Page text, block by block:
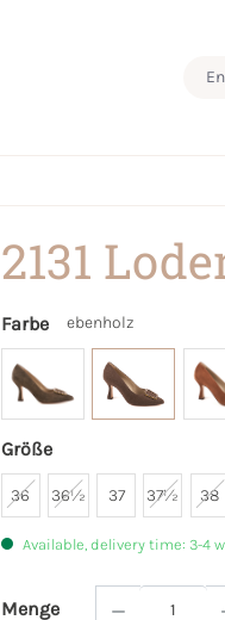
2131
Farbe ebenholz
Größe
36 36½ 37 37½ 38
Available, delivery time: 3-4
Menge